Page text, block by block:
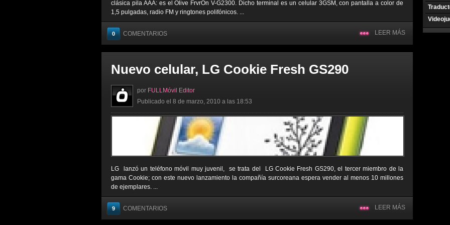
clásica pila AAA: es el Olive FrvrOn V-G2300. Dicho terminal es un celular 3GSM, con pantalla a color de
1,5 pulgadas, radio FM y ringtones polifónicos. ...
0 COMENTARIOS LEER MÁS
Nuevo celular, LG Cookie Fresh GS290
por FULLMóvil Editor
Publicado el 8 de marzo, 2010 a las 18:53
LG lanzó un teléfono móvil muy juvenil, se trata del LG Cookie Fresh GS290, el tercer miembro de la
gama Cookie; con este nuevo lanzamiento la compañía surcoreana espera vender al menos 10 millones
de ejemplares. ...
9 COMENTARIOS LEER MÁS